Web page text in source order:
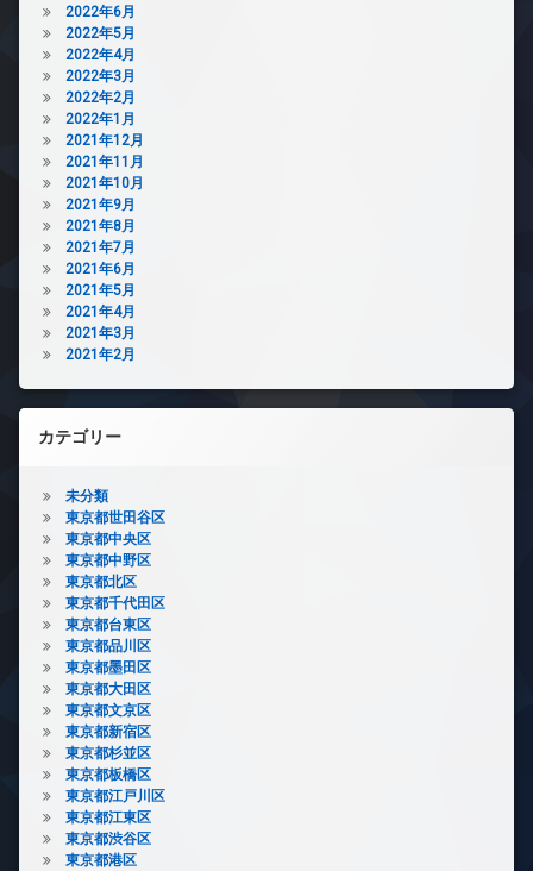
2022年6月
2022年5月
2022年4月
2022年3月
2022年2月
2022年1月
2021年12月
2021年11月
2021年10月
2021年9月
2021年8月
2021年7月
2021年6月
2021年5月
2021年4月
2021年3月
2021年2月
カテゴリー
未分類
東京都世田谷区
東京都中央区
東京都中野区
東京都北区
東京都千代田区
東京都台東区
東京都品川区
東京都墨田区
東京都大田区
東京都文京区
東京都新宿区
東京都杉並区
東京都板橋区
東京都江戸川区
東京都江東区
東京都渋谷区
東京都港区